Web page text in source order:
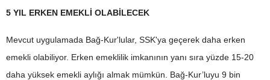
5 YIL ERKEN EMEKLİ OLABİLECEK
Mevcut uygulamada Bağ-Kur'lular, SSK'ya geçerek daha erken
emekli olabiliyor. Erken emeklilik imkanının yanı sıra yüzde 15-20
daha yüksek emekli aylığı almak mümkün. Bağ-Kur’luyu 9 bin